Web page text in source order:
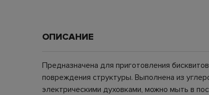
ОПИСАНИЕ
Предназначена для приготовления
повреждения структуры. Выполнена из
электрическими духовками, можно мыть в